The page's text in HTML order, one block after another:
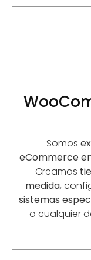
Somos
eCommerce
Creamos
medida,
sistemas
o cualquier